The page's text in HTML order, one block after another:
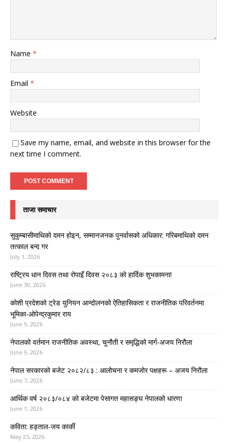
Name *
Email *
Website
Save my name, email, and website in this browser for the
next time I comment.
ताजा समाचार
सुकुम्बासीमाथिको दमन होइन, सम्मानजनक पुनर्वासको अधिकार: गरिबमाथिको दमन
तत्काल बन्द गर
July 1, 2026
राष्ट्रिय धान दिवस तथा रोपाइँ दिवस २०८३ को हार्दिक शुभकामना!
June 30, 2026
कोशी प्रदेशको ट्रेड युनियन आन्दोलनको ऐतिहासिकता र राजनीतिक परिवर्तनमा
भूमिका-ओपेन्द्रकुमार राय
June 9, 2026
नेपालको वर्तमान राजनीतिक अवस्था, चुनौती र समृद्धिको मार्ग-अजय निरौला
June 9, 2026
नेपाल सरकारको बजेट २०८२/८३ : आलोचना र कमजोर पक्षहरू – अजय निरौला
June 7, 2026
आर्थिक वर्ष २०८३/०८४ को बजेटमा पेसागत महासङ्घ नेपालको धारणा
June 1, 2026
कविता: हड्ताल-जय कार्की
May 25, 2026